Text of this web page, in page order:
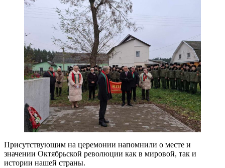
Присутствующим на церемонии напомнили о месте и
значении Октябрьской революции как в мировой, так и
истории нашей страны.